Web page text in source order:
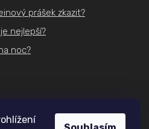
prášek zkazit?
nejlepší?
noc?